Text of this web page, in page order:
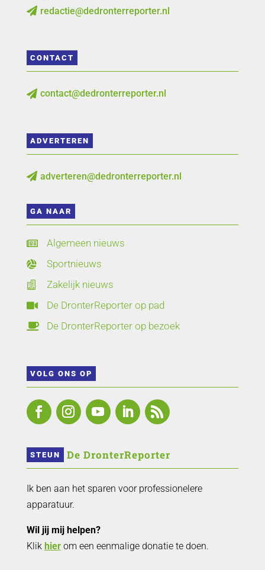
 redactie@dedronterreporter.nl
CONTACT
 contact@dedronterreporter.nl
ADVERTEREN
 adverteren@dedronterreporter.nl
GA NAAR
 Algemeen nieuws
 Sportnieuws
 Zakelijk nieuws
 De DronterReporter op pad
 De DronterReporter op bezoek
VOLG ONS OP
STEUN De DronterReporter
Ik ben aan het sparen voor professionelere
apparatuur.
Wil jij mij helpen?
Klik hierom een eenmalige donatie te doen.